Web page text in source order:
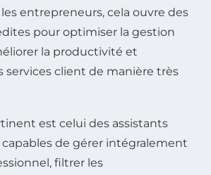
entrepreneurs, cela ouvre des
pour optimiser la gestion
la productivité et
services client de manière très
est celui des assistants
de gérer intégralement
filtrer les